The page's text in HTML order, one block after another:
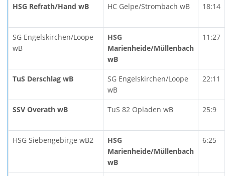
HSG Refrath/Hand wB HC Gelpe/Strombach wB 18:14
SG Engelskirchen/Loope
wB
HSG
Marienheide/Müllenbach
wB
11:27
TuS Derschlag wB
SG Engelskirchen/Loope
wB
22:11
SSV Overath wB TuS 82 Opladen wB 25:9
HSG Siebengebirge wB2
HSG
Marienheide/Müllenbach
wB
6:25